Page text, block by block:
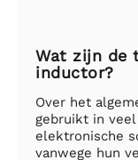
Wat zijn de
inductor?
Over het
gebruikt in
elektronische
vanwege hun